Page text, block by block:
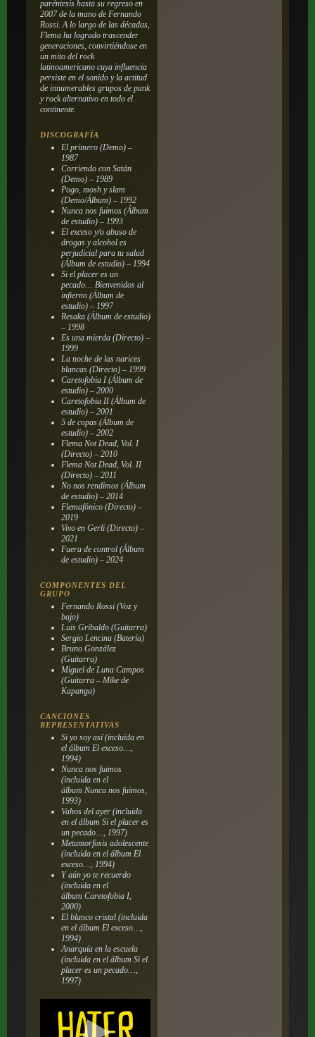
paréntesis hasta su regreso en
2007 de la mano de Fernando
Rossi. A lo largo de las décadas,
Flema ha logrado trascender
generaciones, convirtiéndose en
un mito del rock
latinoamericano cuya influencia
persiste en el sonido y la actitud
de innumerables grupos de punk
y rock alternativo en todo el
continente.
DISCOGRAFÍA
El primero (Demo) –
1987
Corriendo con Satán
(Demo) – 1989
Pogo, mosh y slam
(Demo/Álbum) – 1992
Nunca nos fuimos (Álbum
de estudio) – 1993
El exceso y/o abuso de
drogas y alcohol es
perjudicial para tu salud
(Álbum de estudio) – 1994
Si el placer es un
pecado… Bienvenidos al
infierno (Álbum de
estudio) – 1997
Resaka (Álbum de estudio)
– 1998
Es una mierda (Directo) –
1999
La noche de las narices
blancas (Directo) – 1999
Caretofobia I (Álbum de
estudio) – 2000
Caretofobia II (Álbum de
estudio) – 2001
5 de copas (Álbum de
estudio) – 2002
Flema Not Dead, Vol. I
(Directo) – 2010
Flema Not Dead, Vol. II
(Directo) – 2011
No nos rendimos (Álbum
de estudio) – 2014
Flemafónico (Directo) –
2019
Vivo en Gerli (Directo) –
2021
Fuera de control (Álbum
de estudio) – 2024
COMPONENTES DEL
GRUPO
Fernando Rossi (Voz y
bajo)
Luis Gribaldo (Guitarra)
Sergio Lencina (Batería)
Bruno González
(Guitarra)
Miguel de Luna Campos
(Guitarra – Mike de
Kapanga)
CANCIONES
REPRESENTATIVAS
Si yo soy así (incluida en
el álbum El exceso…,
1994)
Nunca nos fuimos
(incluida en el
álbum Nunca nos fuimos,
1993)
Vahos del ayer (incluida
en el álbum Si el placer es
un pecado…, 1997)
Metamorfosis adolescente
(incluida en el álbum El
exceso…, 1994)
Y aún yo te recuerdo
(incluida en el
álbum Caretofobia I,
2000)
El blanco cristal (incluida
en el álbum El exceso…,
1994)
Anarquía en la escuela
(incluida en el álbum Si el
placer es un pecado…,
1997)